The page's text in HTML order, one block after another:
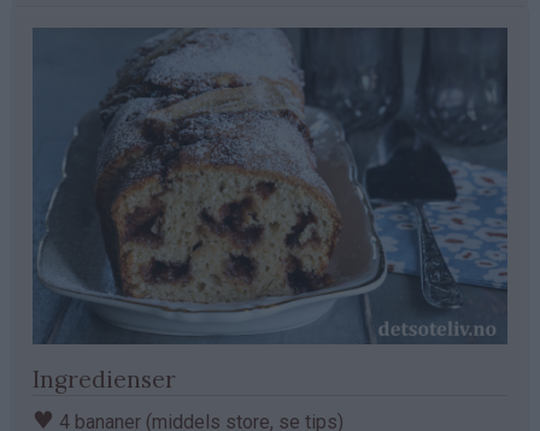
Ingredienser
♥ 4 bananer (middels store, se tips)